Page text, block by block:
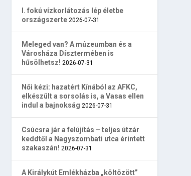
I. fokú vízkorlátozás lép életbe
országszerte 2026-07-31
Meleged van? A múzeumban és a
Városháza Dísztermében is
hűsölhetsz! 2026-07-31
Női kézi: hazatért Kínából az AFKC,
elkészült a sorsolás is, a Vasas ellen
indul a bajnokság 2026-07-31
Csúcsra jár a felújítás – teljes útzár
keddtől a Nagyszombati utca érintett
szakaszán! 2026-07-31
A Királykút Emlékházba „költözött”